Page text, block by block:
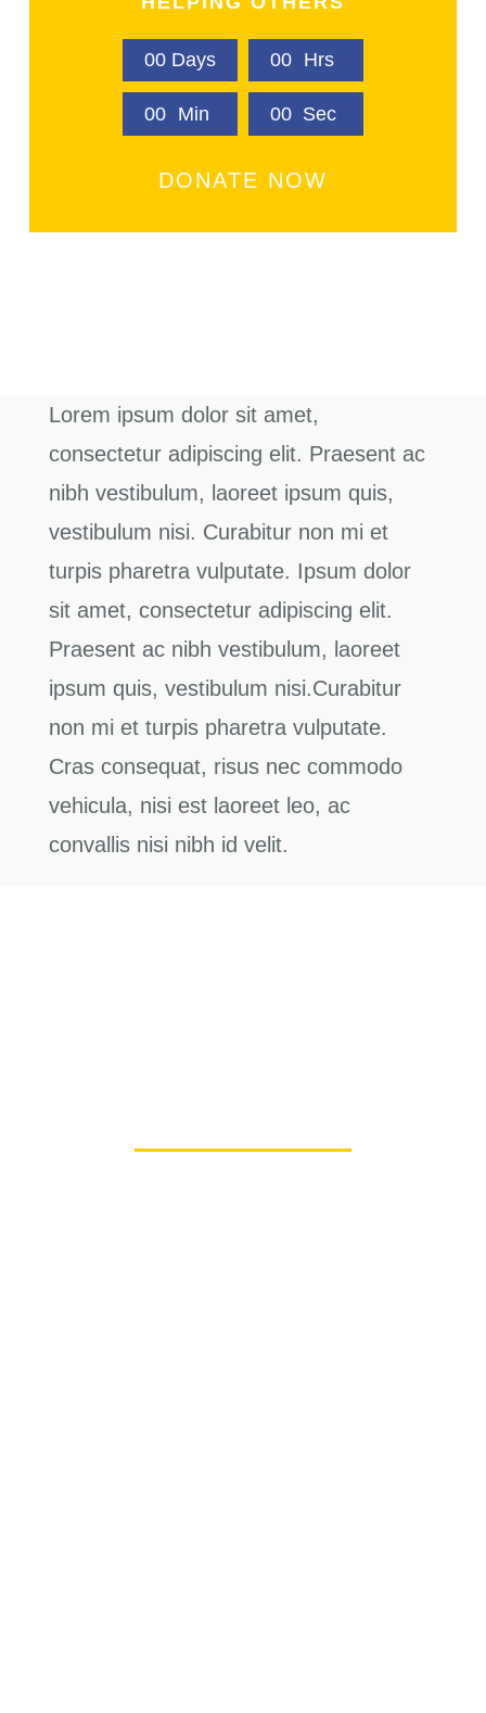
00 Days 00 Hrs
00 Min 00 Sec
DONATE NOW
Lorem ipsum dolor sit amet,
consectetur adipiscing elit. Praesent ac
nibh vestibulum, laoreet ipsum quis,
vestibulum nisi. Curabitur non mi et
turpis pharetra vulputate. Ipsum dolor
sit amet, consectetur adipiscing elit.
Praesent ac nibh vestibulum, laoreet
ipsum quis, vestibulum nisi.Curabitur
non mi et turpis pharetra vulputate.
Cras consequat, risus nec commodo
vehicula, nisi est laoreet leo, ac
convallis nisi nibh id velit.